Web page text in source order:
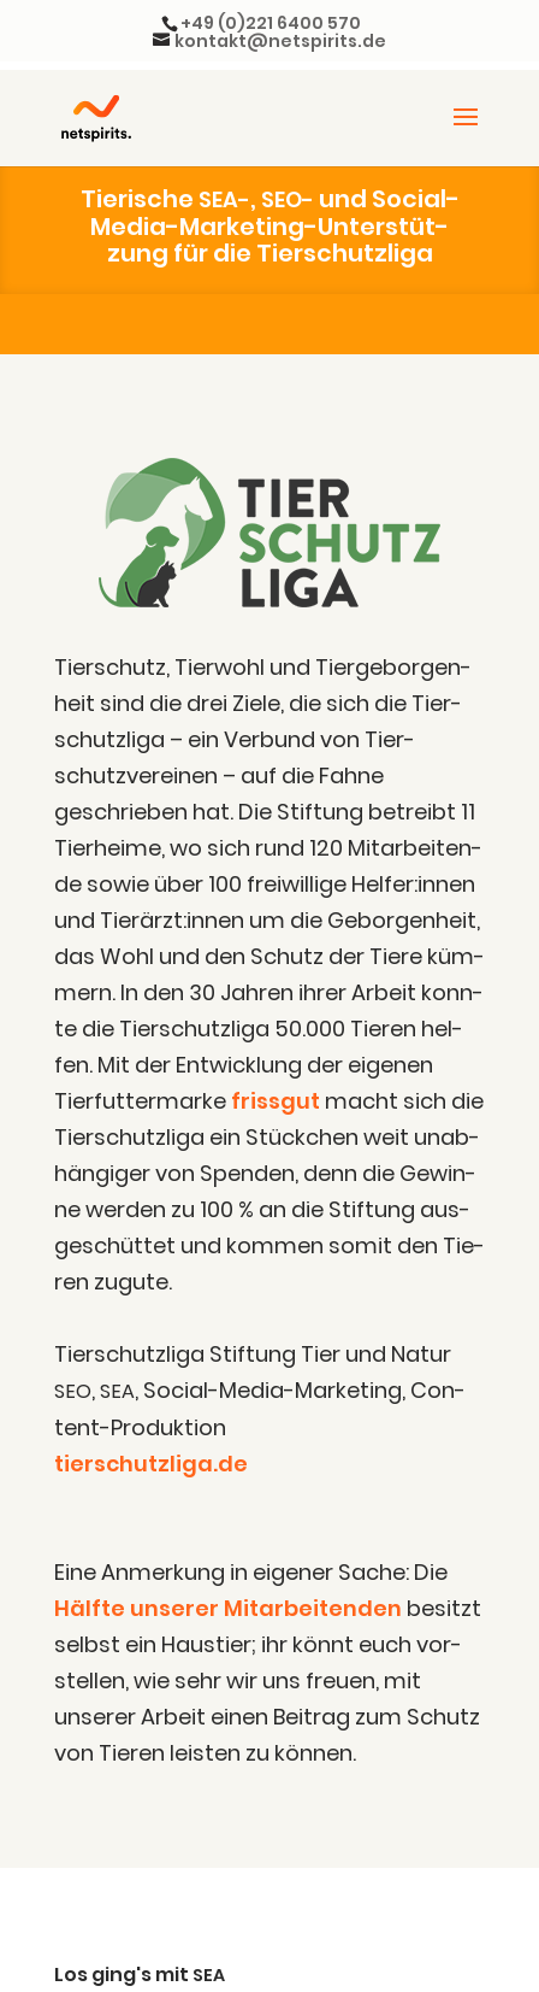
+49 (0)221 6400 570
kontakt@netspirits.de
Tie­ri­sche SEA-, SEO- und Social-
Media-Mar­ke­ting-Unter­stüt­
zung für die Tierschutzliga
Tier­schutz, Tier­wohl und Tier­ge­bor­gen­
heit sind die drei Zie­le, die sich die Tier­
schutz­li­ga – ein Ver­bund von Tier­
schutz­ver­ei­nen – auf die Fah­ne
geschrie­ben hat. Die Stif­tung betreibt 11
Tier­hei­me, wo sich rund 120 Mit­ar­bei­ten­
de sowie über 100 frei­wil­li­ge Helfer:innen
und Tierärzt:innen um die Gebor­gen­heit,
das Wohl und den Schutz der Tie­re küm­
mern. In den 30 Jah­ren ihrer Arbeit konn­
te die Tier­schutz­li­ga 50.000 Tie­ren hel­
fen. Mit der Ent­wick­lung der eige­nen
Tier­fut­ter­mar­ke friss­gut macht sich die
Tier­schutz­li­ga ein Stück­chen weit unab­
hän­gi­ger von Spen­den, denn die Gewin­
ne wer­den zu 100 % an die Stif­tung aus­
ge­schüt­tet und kom­men somit den Tie­
ren zugute.
Tier­schutz­li­ga Stif­tung Tier und Natur
SEO,SEA, Social-Media-Mar­ke­ting, Con­
tent-Pro­duk­ti­on
tierschutzliga.de
Eine Anmer­kung in eige­ner Sache: Die
Hälf­te unse­rer Mit­ar­bei­ten­den besitzt
selbst ein Haus­tier; ihr könnt euch vor­
stel­len, wie sehr wir uns freu­en, mit
unse­rer Arbeit einen Bei­trag zum Schutz
von Tie­ren leis­ten zu können.
Los ging's mit SEA